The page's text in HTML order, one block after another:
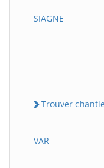
SIAGNE
Trouver
VAR